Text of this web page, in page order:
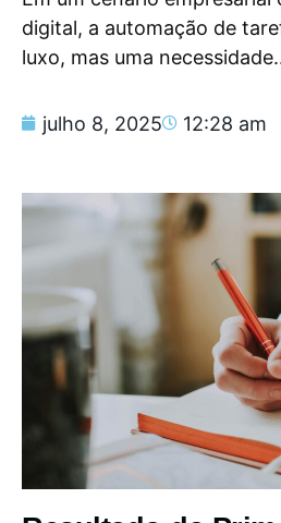
digital, a automação de
luxo, mas uma
julho 8, 2025 12:28 am